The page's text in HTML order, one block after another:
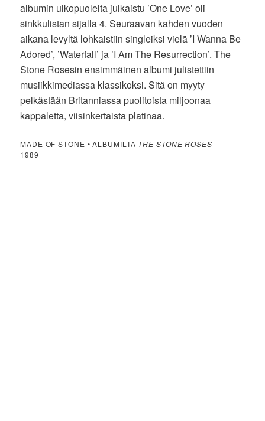
albumin ulkopuolelta julkaistu ’One Love’ oli
sinkkulistan sijalla 4. Seuraavan kahden vuoden
aikana levyltä lohkaistiin singleiksi vielä ’I Wanna Be
Adored’, ’Waterfall’ ja ’I Am The Resurrection’. The
Stone Rosesin ensimmäinen albumi julistettiin
musiikkimediassa klassikoksi. Sitä on myyty
pelkästään Britanniassa puolitoista miljoonaa
kappaletta, viisinkertaista platinaa.
MADE OF STONE • ALBUMILTA THE STONE ROSES
1989